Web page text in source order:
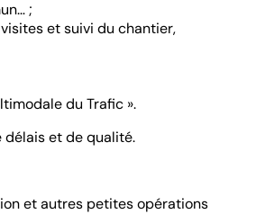
;
et suivi du chantier,
du Trafic ».
délais et de qualité.
et autres petites opérations